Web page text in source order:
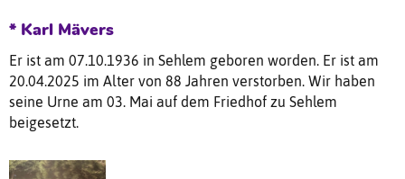
* Karl Mävers
Er ist am 07.10.1936 in Sehlem geboren worden. Er ist am
20.04.2025 im Alter von 88 Jahren verstorben. Wir haben
seine Urne am 03. Mai auf dem Friedhof zu Sehlem
beigesetzt.